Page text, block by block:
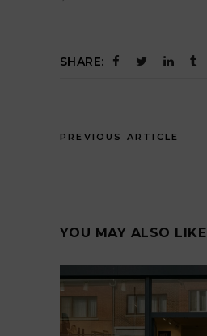
SHARE:
PREVIOUS ARTICLE
YOU MAY ALSO LIKE